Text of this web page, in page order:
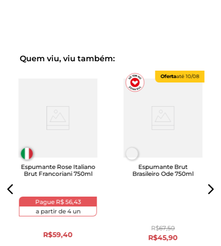
Quem viu, viu também:
Espumante Rose Italiano
Brut Francoriani 750ml
Pague R$ 56,43
a partir de4un
R$59,40
Ofertaaté10/08
Espumante Brut
Brasileiro Ode 750ml
R$67,50
R$45,90